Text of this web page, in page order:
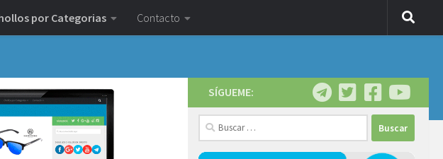
por Categorias Contacto
SÍGUEME:
Buscar: